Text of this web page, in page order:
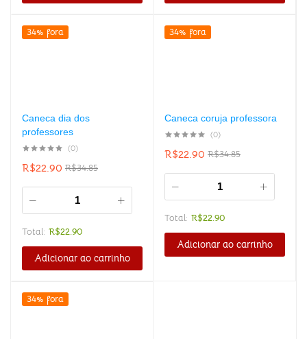
34% fora
Caneca dia dos
professores
(0)
R$34.85
R$22.90
Total: R$22.90
Adicionar ao carrinho
34% fora
Caneca coruja professora
(0)
R$34.85
R$22.90
Total: R$22.90
Adicionar ao carrinho
34% fora